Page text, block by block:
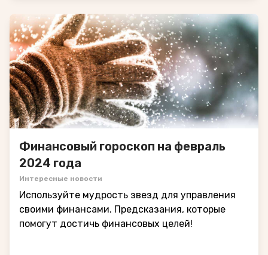
Финансовый гороскоп на февраль
2024 года
Интересные новости
Используйте мудрость звезд для управления
своими финансами. Предсказания, которые
помогут достичь финансовых целей!